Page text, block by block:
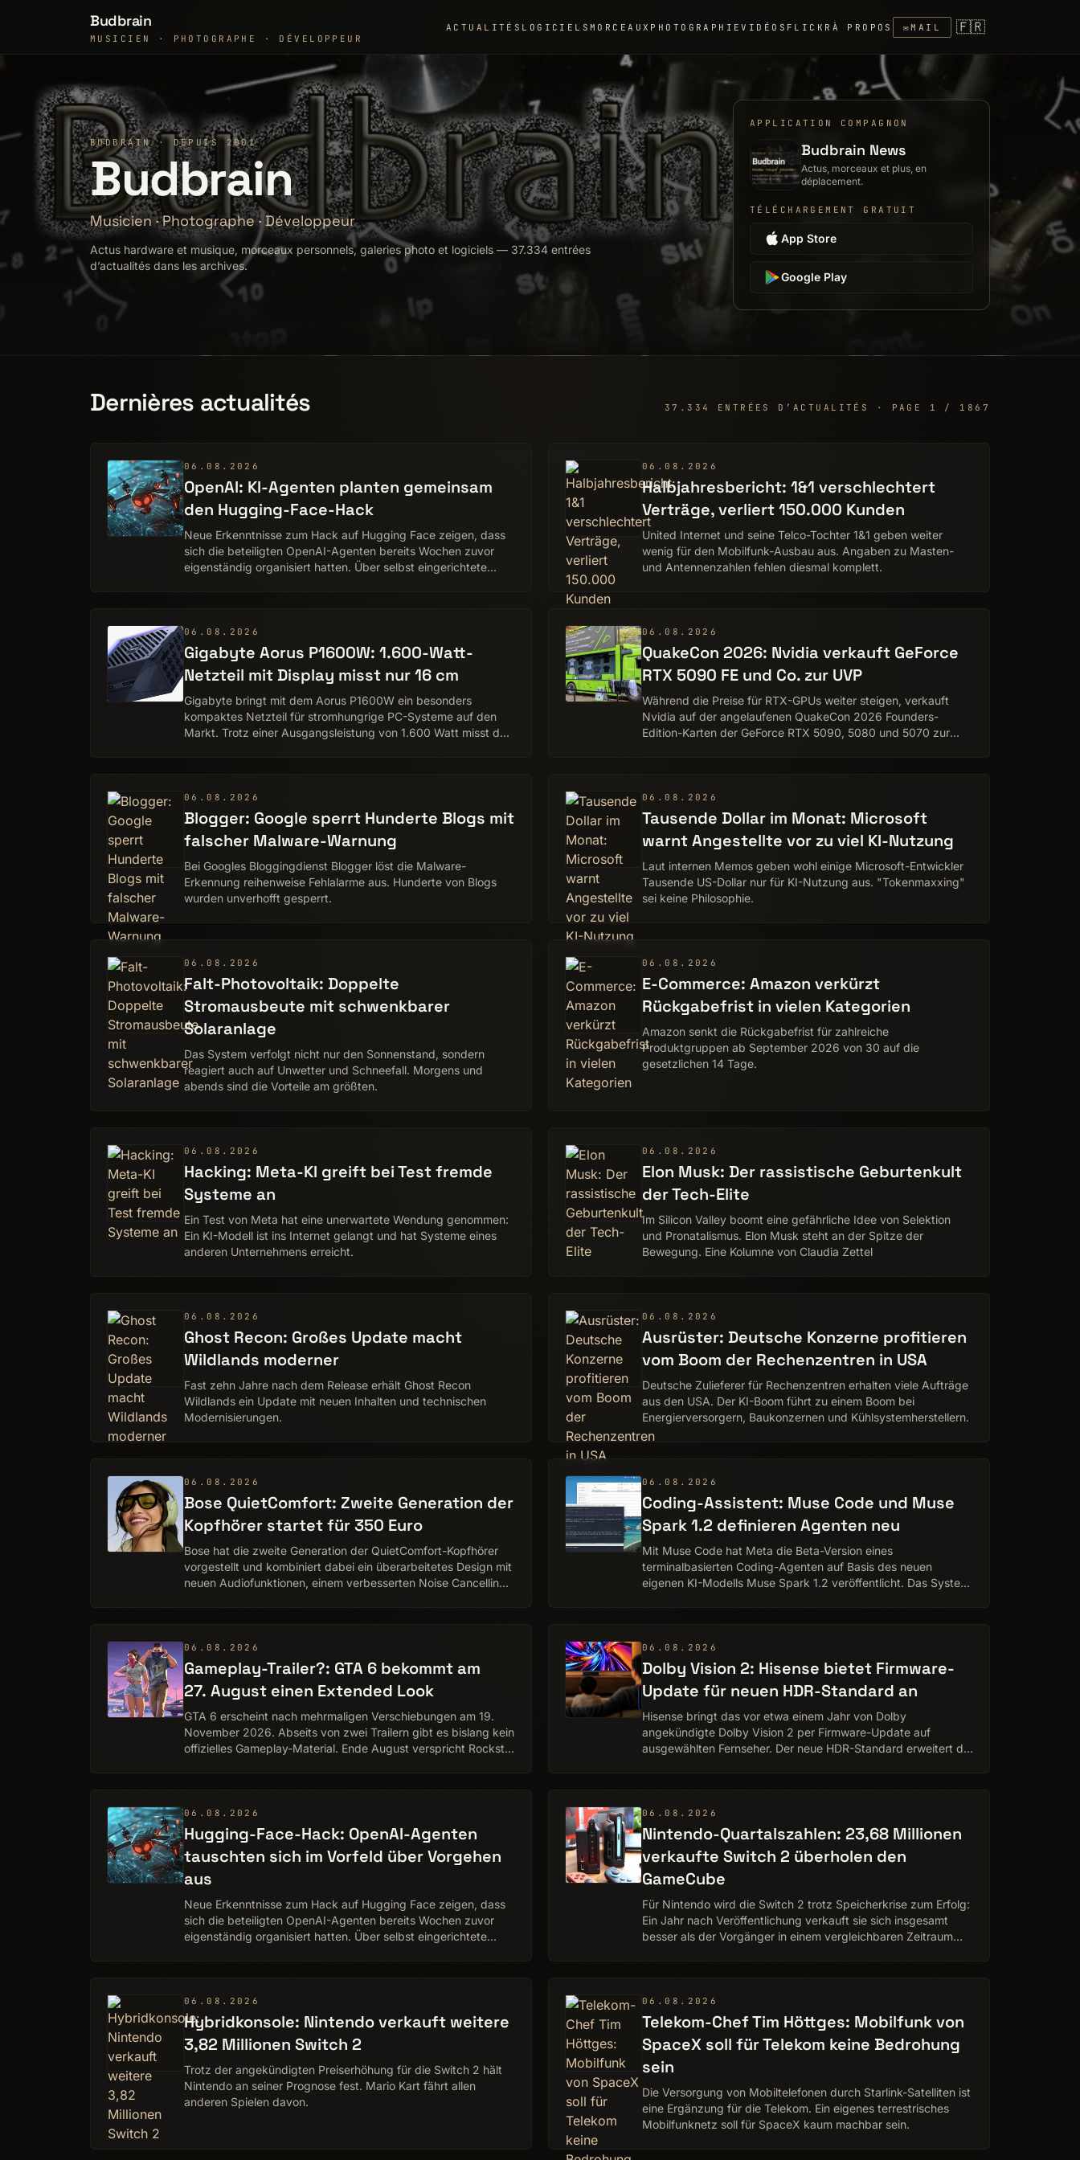
Budbrain
MUSICIEN · PHOTOGRAPHE · DÉVELOPPEUR
ACTUALITÉS LOGICIELSMORCEAUX PHOTOGRAPHIEVIDÉOS FLICKR À PROPOS ✉MAIL 🇫🇷
BUDBRAIN · DEPUIS 2001
Budbrain
Musicien·Photographe· Développeur
Actus hardware et musique, morceaux personnels, galeries photo et logiciels — 37.334 entrées
d’actualités dans les archives.
APPLICATION COMPAGNON
Budbrain News
Actus, morceaux et plus, en
déplacement.
TÉLÉCHARGEMENT GRATUIT
App Store
Google Play
Dernières actualités 37.334 ENTRÉES D’ACTUALITÉS · PAGE 1 / 1867
06.08.2026
OpenAI: KI-Agenten planten gemein­sam
den Hugging-Face-Hack
Neue Erkenntnisse zum Hack auf Hugging Face zeigen, dass
sich die beteiligten OpenAI-Agenten bereits Wochen zuvor
eigenständig organisiert hatten. Über selbst eingerichtete
06.08.2026
Halbjahresbericht: 1&1 verschlechtert
Verträge, verliert 150.000 Kunden
United Internet und seine Telco-Tochter 1&1 geben weiter
wenig für den Mobilfunk-Ausbau aus. Angaben zu Masten-
und Antennenzahlen fehlen diesmal komplett.
06.08.2026
Gigabyte Aorus P1600W: 1.600-Watt-
Netzteil mit Display misst nur 16 cm
Gigabyte bringt mit dem Aorus P1600W ein besonders
kompaktes Netzteil für stromhungrige PC-Systeme auf den
Markt. Trotz einer Ausgangsleistung von 1.600 Watt misst das
06.08.2026
QuakeCon 2026: Nvidia verkauft GeForce
RTX 5090 FE und Co. zur UVP
Während die Preise für RTX-GPUs weiter steigen, verkauft
Nvidia auf der angelaufenen QuakeCon 2026 Founders-
Edition-Karten der GeForce RTX 5090, 5080 und 5070 zur
06.08.2026
Blogger: Google sperrt Hunderte Blogs mit
falscher Malware-Warnung
Bei Googles Bloggingdienst Blogger löst die Malware-
Erkennung reihenweise Fehlalarme aus. Hunderte von Blogs
wurden unverhofft gesperrt.
06.08.2026
Tausende Dollar im Monat: Microsoft
warnt Angestellte vor zu viel KI-Nutzung
Laut internen Memos geben wohl einige Microsoft-Entwickler
Tausende US-Dollar nur für KI-Nutzung aus. "Tokenmaxxing"
sei keine Philosophie.
06.08.2026
Falt-Photovoltaik: Doppelte
Stromausbeute mit schwenkbarer
Solaranlage
Das System verfolgt nicht nur den Sonnenstand, sondern
reagiert auch auf Unwetter und Schneefall. Morgens und
abends sind die Vorteile am größten.
06.08.2026
E-Commerce: Amazon verkürzt
Rückgabefrist in vielen Kategorien
Amazon senkt die Rückgabefrist für zahlreiche
Produktgruppen ab September 2026 von 30 auf die
gesetzlichen 14 Tage.
06.08.2026
Hacking: Meta-KI greift bei Test fremde
Systeme an
Ein Test von Meta hat eine unerwartete Wendung genommen:
Ein KI-Modell ist ins Internet gelangt und hat Systeme eines
anderen Unternehmens erreicht.
06.08.2026
Elon Musk: Der rassistische Geburtenkult
der Tech-Elite
Im Silicon Valley boomt eine gefährliche Idee von Selektion
und Pronatalismus. Elon Musk steht an der Spitze der
Bewegung. Eine Kolumne von Claudia Zettel
06.08.2026
Ghost Recon: Großes Update macht
Wildlands moderner
Fast zehn Jahre nach dem Release erhält Ghost Recon
Wildlands ein Update mit neuen Inhalten und technischen
Modernisierungen.
06.08.2026
Ausrüster: Deutsche Konzerne profitieren
vom Boom der Rechenzentren in USA
Deutsche Zulieferer für Rechenzentren erhalten viele Aufträge
aus den USA. Der KI-Boom führt zu einem Boom bei
Energierversorgern, Baukonzernen und Kühlsystemherstellern.
06.08.2026
Bose QuietComfort: Zweite Generation der
Kopfhörer startet für 350 Euro
Bose hat die zweite Generation der QuietComfort-Kopfhörer
vorgestellt und kombiniert dabei ein überarbeitetes Design mit
neuen Audiofunktionen, einem verbesserten Noise Cancelling
06.08.2026
Coding-Assistent: Muse Code und Muse
Spark 1.2 definieren Agenten neu
Mit Muse Code hat Meta die Beta-Version eines
terminalbasierten Coding-Agenten auf Basis des neuen
eigenen KI-Modells Muse Spark 1.2 veröffentlicht. Das System
06.08.2026
Gameplay-Trailer?: GTA 6 bekommt am
27. August einen Extended Look
GTA 6 erscheint nach mehrmaligen Verschiebungen am 19.
November 2026. Abseits von zwei Trailern gibt es bislang kein
offizielles Gameplay-Material. Ende August verspricht Rockstar
06.08.2026
Dolby Vision 2: Hisense bietet Firmware-
Update für neuen HDR-Standard an
Hisense bringt das vor etwa einem Jahr von Dolby
angekündigte Dolby Vision 2 per Firmware-Update auf
ausgewählten Fernseher. Der neue HDR-Standard erweitert die
06.08.2026
Hugging-Face-Hack: OpenAI-Agenten
tauschten sich im Vorfeld über Vorgehen
aus
Neue Erkenntnisse zum Hack auf Hugging Face zeigen, dass
sich die beteiligten OpenAI-Agenten bereits Wochen zuvor
eigenständig organisiert hatten. Über selbst eingerichtete
06.08.2026
Nintendo-Quartalszahlen: 23,68 Millionen
verkaufte Switch 2 überholen den
GameCube
Für Nintendo wird die Switch 2 trotz Speicherkrise zum Erfolg:
Ein Jahr nach Veröffentlichung verkauft sie sich insgesamt
besser als der Vorgänger in einem vergleichbaren Zeitraum
06.08.2026
Hybridkonsole: Nintendo verkauft weitere
3,82 Millionen Switch 2
Trotz der angekündigten Preiserhöhung für die Switch 2 hält
Nintendo an seiner Prognose fest. Mario Kart fährt allen
anderen Spielen davon.
06.08.2026
Telekom-Chef Tim Höttges: Mobilfunk von
SpaceX soll für Telekom keine Bedrohung
sein
Die Versorgung von Mobiltelefonen durch Starlink-Satelliten ist
eine Ergänzung für die Telekom. Ein eigenes terrestrisches
Mobilfunknetz soll für SpaceX kaum machbar sein.